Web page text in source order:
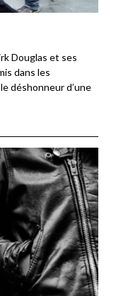
Douglas et ses
dans les
déshonneur d’une